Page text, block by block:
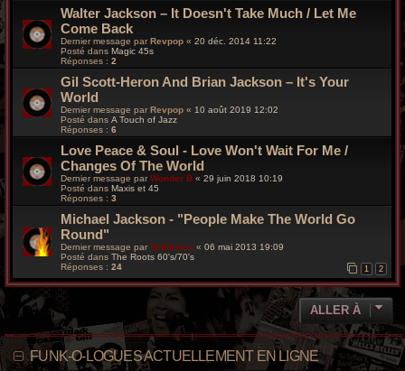
Walter Jackson ‎– It Doesn't Take Much / Let Me
Come Back
Dernier message par Revpop « 20 déc. 2014 11:22
Posté dans Magic 45s
Réponses : 2
Gil Scott-Heron And Brian Jackson – It's Your
World
Dernier message par Revpop « 10 août 2019 12:02
Posté dans A Touch of Jazz
Réponses : 6
Love Peace & Soul - Love Won't Wait For Me /
Changes Of The World
Dernier message par Wonder B « 29 juin 2018 10:19
Posté dans Maxis et 45
Réponses : 3
Michael Jackson - "People Make The World Go
Round"
Dernier message par funkiness « 06 mai 2013 19:09
Posté dans The Roots 60's/70's
Réponses : 24 1 2
ALLER À
FUNK-O-LOGUES ACTUELLEMENT EN LIGNE